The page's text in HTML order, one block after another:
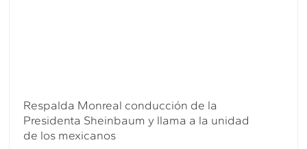
Respalda Monreal conducción de la
Presidenta Sheinbaum y llama a la unidad
de los mexicanos